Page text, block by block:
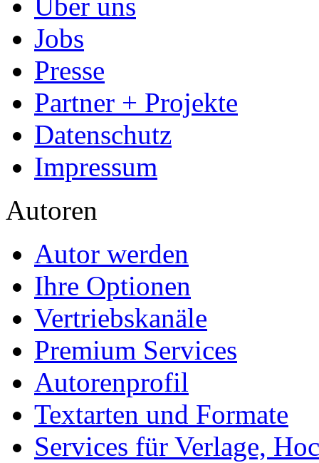
Jobs
Presse
Partner + Projekte
Datenschutz
Impressum
Autoren
Autor werden
Ihre Optionen
Vertriebskanäle
Premium Services
Autorenprofil
Textarten und Formate
Services für Verlage,